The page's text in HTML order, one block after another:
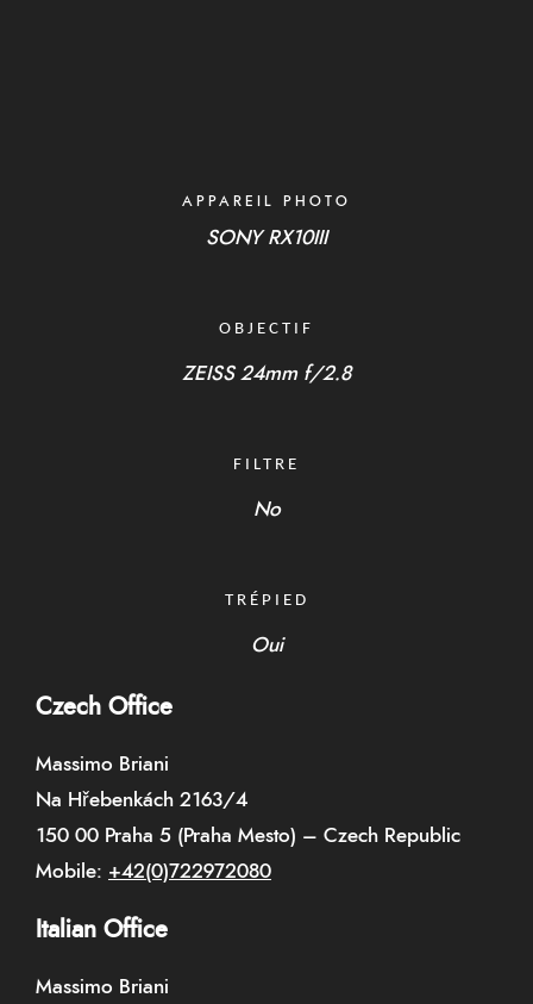
APPAREIL PHOTO
SONY RX10III
OBJECTIF
ZEISS 24mm f/2.8
FILTRE
No
TRÉPIED
Oui
Czech Office
Massimo Briani
Na Hřebenkách 2163/4
150 00 Praha 5 (Praha Mesto) – Czech Republic
Mobile: +42(0)722972080
Italian Office
Massimo Briani